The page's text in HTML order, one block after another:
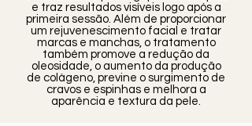
e traz resultados visíveis logo após a
primeira sessão. Além de proporcionar
um rejuvenescimento facial e tratar
marcas e manchas, o tratamento
também promove a redução da
oleosidade, o aumento da produção
de colágeno, previne o surgimento de
cravos e espinhas e melhora a
aparência e textura da pele.